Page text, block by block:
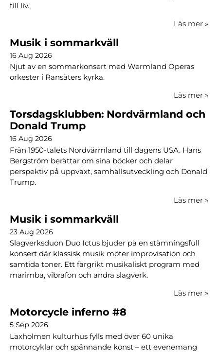
till liv.
Läs mer »
Musik i sommarkväll
16 Aug 2026
Njut av en sommarkonsert med Wermland Operas
orkester i Ransäters kyrka.
Läs mer »
Torsdagsklubben: Nordvärmland och
Donald Trump
16 Aug 2026
Från 1950-talets Nordvärmland till dagens USA. Hans
Bergström berättar om sina böcker och delar
perspektiv på uppväxt, samhällsutveckling och Donald
Trump.
Läs mer »
Musik i sommarkväll
23 Aug 2026
Slagverksduon Duo Ictus bjuder på en stämningsfull
konsert där klassisk musik möter improvisation och
samtida toner. Ett färgrikt musikaliskt program med
marimba, vibrafon och andra slagverk.
Läs mer »
Motorcycle inferno #8
5 Sep 2026
Laxholmen kulturhus fylls med över 60 unika
motorcyklar och spännande konst – ett evenemang